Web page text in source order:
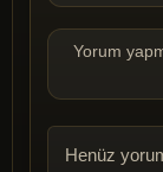
Yorum
Henüz